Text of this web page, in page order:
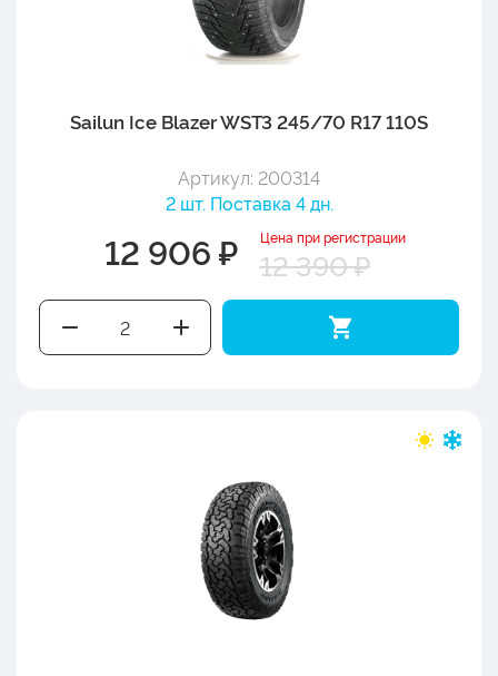
Sailun Ice Blazer WST3 245/70 R17 110S
Артикул: 200314
2 шт. Поставка 4 дн.
12 906 ₽ Цена при регистрации
12 390 ₽